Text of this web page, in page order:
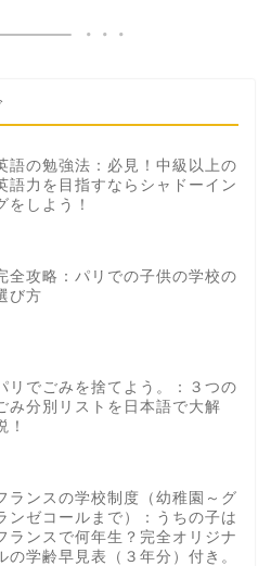
語の勉強法：必見！中級以上の
語力を目指すならシャドーイン
をしよう！
全攻略：パリでの子供の学校の
び方
リでごみを捨てよう。：３つの
み分別リストを日本語で大解
！
ランスの学校制度（幼稚園～グ
ンゼコールまで）：うちの子は
ランスで何年生？完全オリジナ
の学齢早見表（３年分）付き。